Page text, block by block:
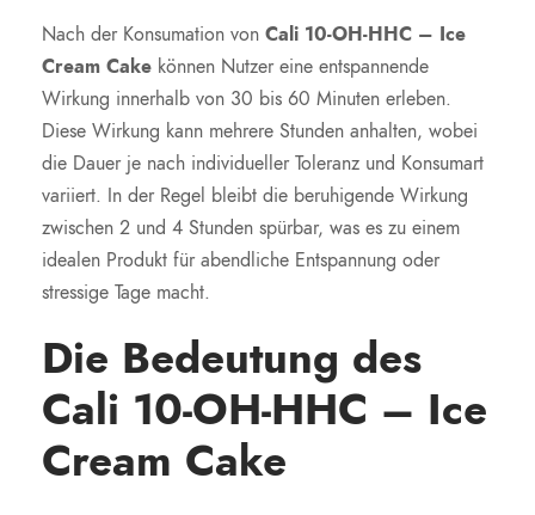
Nach der Konsumation von Cali 10-OH-HHC – Ice
Cream Cake können Nutzer eine entspannende
Wirkung innerhalb von 30 bis 60 Minuten erleben.
Diese Wirkung kann mehrere Stunden anhalten, wobei
die Dauer je nach individueller Toleranz und Konsumart
variiert. In der Regel bleibt die beruhigende Wirkung
zwischen 2 und 4 Stunden spürbar, was es zu einem
idealen Produkt für abendliche Entspannung oder
stressige Tage macht.
Die Bedeutung des
Cali 10-OH-HHC – Ice
Cream Cake